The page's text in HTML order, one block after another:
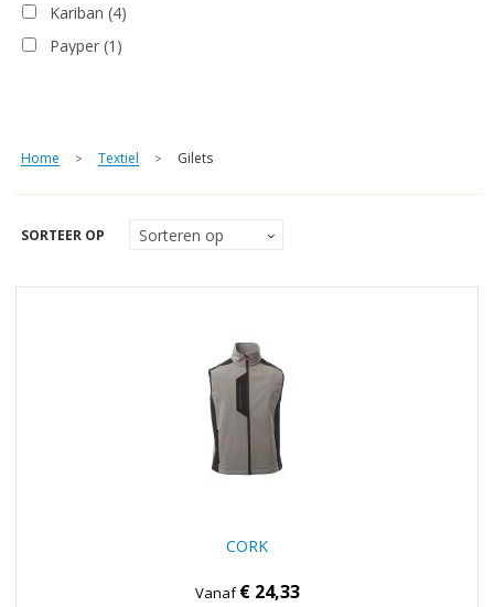
Kariban (4)
Payper (1)
Home > Textiel > Gilets
SORTEER OP
CORK
Vanaf€ 24,33